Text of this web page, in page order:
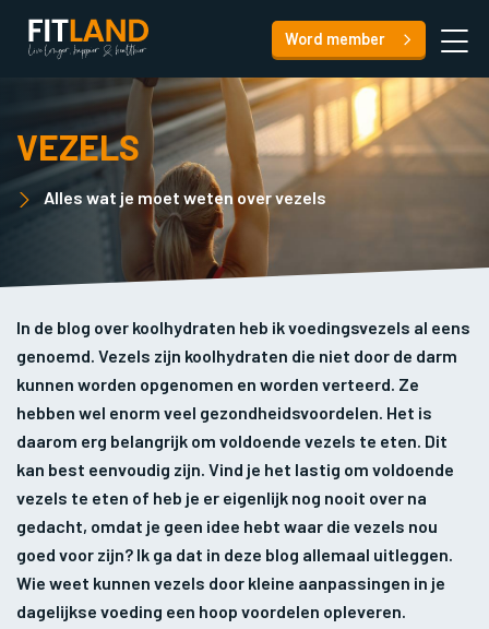
Word member
VEZELS
Alles wat je moet weten over vezels
In de blog over koolhydraten heb ik voedingsvezels al eens
genoemd. Vezels zijn koolhydraten die niet door de darm
kunnen worden opgenomen en worden verteerd. Ze
hebben wel enorm veel gezondheidsvoordelen. Het is
daarom erg belangrijk om voldoende vezels te eten. Dit
kan best eenvoudig zijn. Vind je het lastig om voldoende
vezels te eten of heb je er eigenlijk nog nooit over na
gedacht, omdat je geen idee hebt waar die vezels nou
goed voor zijn? Ik ga dat in deze blog allemaal uitleggen.
Wie weet kunnen vezels door kleine aanpassingen in je
dagelijkse voeding een hoop voordelen opleveren.